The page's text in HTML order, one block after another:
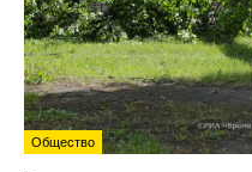
Общество